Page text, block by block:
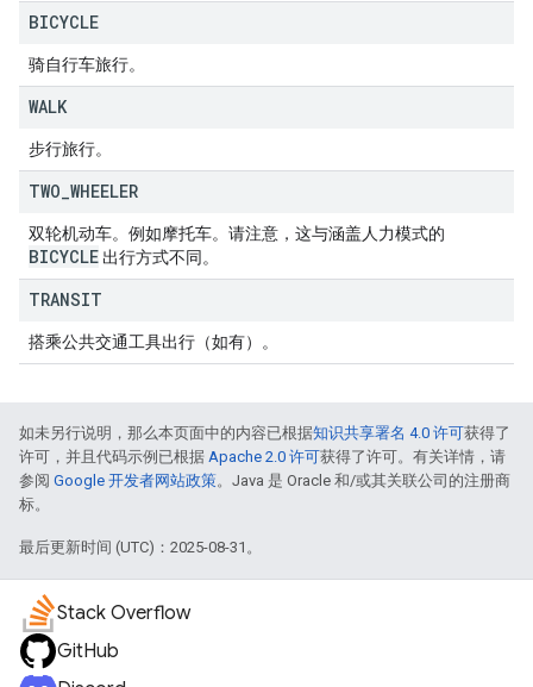
BICYCLE
骑自行车旅行。
WALK
步行旅行。
TWO WHEELER
双轮机动车。例如摩托车。请注意，这与涵盖人力模式的
BICYCLE 出行方式不同。
TRANSIT
搭乘公共交通工具出行（如有）。
如未另行说明，那么本页面中的内容已根据知识共享署名 4.0 许可获得了
许可，并且代码示例已根据 Apache 2.0 许可获得了许可。有关详情，请
参阅 Google 开发者网站政策。Java 是 Oracle 和/或其关联公司的注册商
标。
最后更新时间 (UTC)：2025-08-31。
Stack Overflow
GitHub